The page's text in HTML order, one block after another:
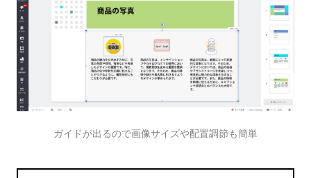
ガイドが出るので画像サイズや配置調節も簡単